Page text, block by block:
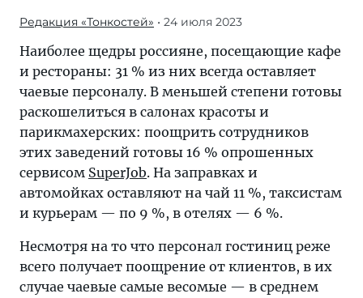
Редакция «Тонкостей» • 24 июля 2023
Наиболее щедры россияне, посещающие кафе
и рестораны: 31 % из них всегда оставляет
чаевые персоналу. В меньшей степени готовы
раскошелиться в салонах красоты и
парикмахерских: поощрить сотрудников
этих заведений готовы 16 % опрошенных
сервисом SuperJob. На заправках и
автомойках оставляют на чай 11 %, таксистам
и курьерам — по 9 %, в отелях — 6 %.
Несмотря на то что персонал гостиниц реже
всего получает поощрение от клиентов, в их
случае чаевые самые весомые — в среднем